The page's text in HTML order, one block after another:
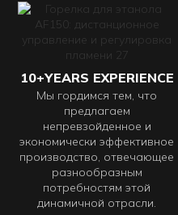
10+YEARS EXPERIENCE
Мы гордимся тем, что
предлагаем
непревзойденное и
экономически эффективное
производство, отвечающее
разнообразным
потребностям этой
динамичной отрасли.